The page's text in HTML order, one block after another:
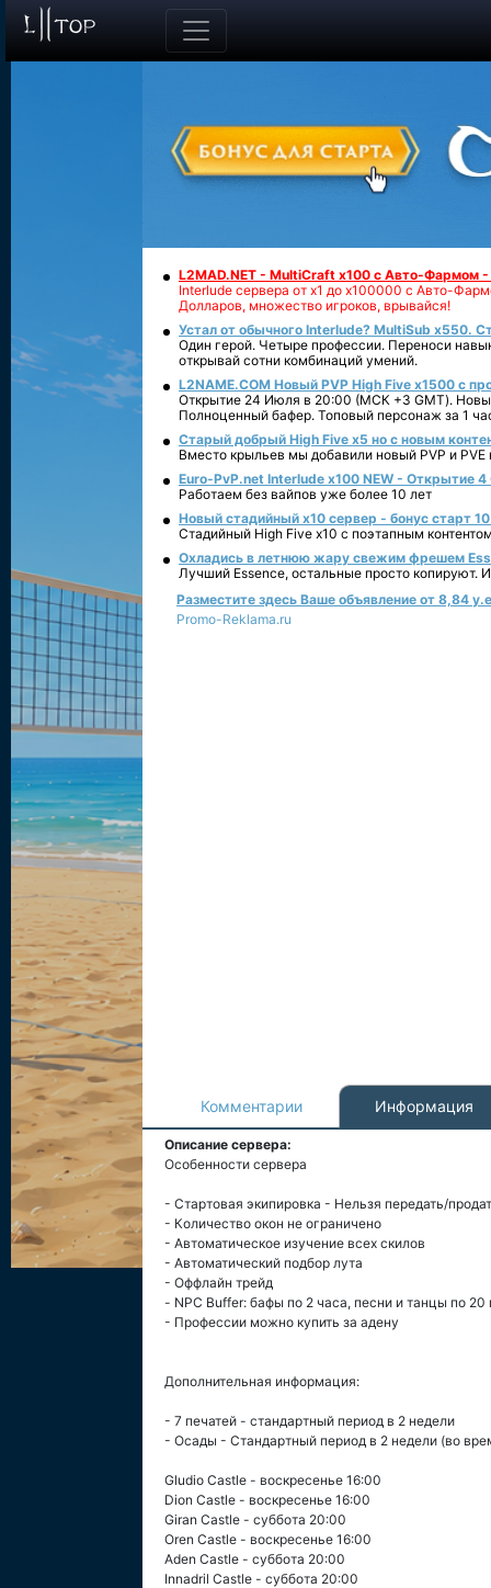
L2MAD.NET - MultiCraft x100 с Авто-Фармом
Interlude сервера от х1 до х100000 с Авто-
Долларов, множество игроков, врывайся!
Устал от обычного Interlude? MultiSub x550.
Один герой. Четыре профессии. Переноси
открывай сотни комбинаций умений.
L2NAME.COM Новый PVP High Five x1500 с
Открытие 24 Июля в 20:00 (МСК +3 GMT).
Полноценный бафер. Топовый персонаж за 1
Старый добрый High Five x5 но с новым
Вместо крыльев мы добавили новый PVP и PVE
Euro-PvP.net Interlude х100 NEW - Открытие 4
Работаем без вайпов уже более 10 лет
Новый стадийный х10 сервер - бонус старт
Стадийный High Five x10 с поэтапным
Охладись в летнюю жару свежим фрешем
Лучший Essence, остальные просто копируют.
Разместите здесь Ваше объявление от 8,84
Promo-Reklama.ru
Комментарии Информация
Описание сервера:
Особенности сервера
- Стартовая экипировка - Нельзя передать/
- Количество окон не ограничено
- Автоматическое изучение всех скилов
- Автоматический подбор лута
- Оффлайн трейд
- NPC Buffer: бафы по 2 часа, песни и танцы по 20
- Профессии можно купить за адену
Дополнительная информация:
- 7 печатей - стандартный период в 2 недели
- Осады - Стандартный период в 2 недели (во
Gludio Castle - воскресенье 16:00
Dion Castle - воскресенье 16:00
Giran Castle - суббота 20:00
Oren Castle - воскресенье 16:00
Aden Castle - суббота 20:00
Innadril Castle - суббота 20:00